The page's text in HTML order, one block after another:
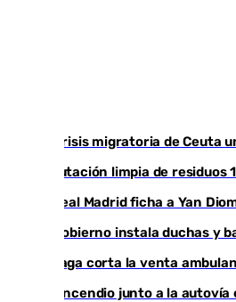
La crisis migratoria de Ceuta
Diputación limpia de
El Real Madrid ficha a Yan
El Gobierno instala duchas y
Málaga corta la venta
Un incendio junto a la